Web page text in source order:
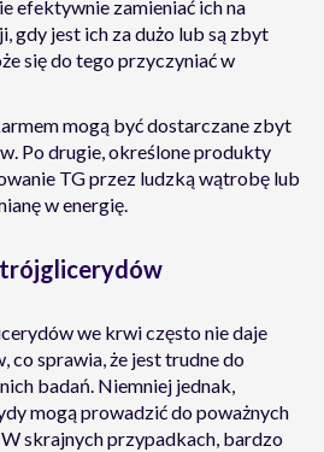
efektywnie zamieniać ich na
gdy jest ich za dużo lub są zbyt
się do tego przyczyniać w
mogą być dostarczane zbyt
Po drugie, określone produkty
TG przez ludzką wątrobę lub
w energię.
we krwi często nie daje
co sprawia, że jest trudne do
badań. Niemniej jednak,
mogą prowadzić do poważnych
skrajnych przypadkach, bardzo